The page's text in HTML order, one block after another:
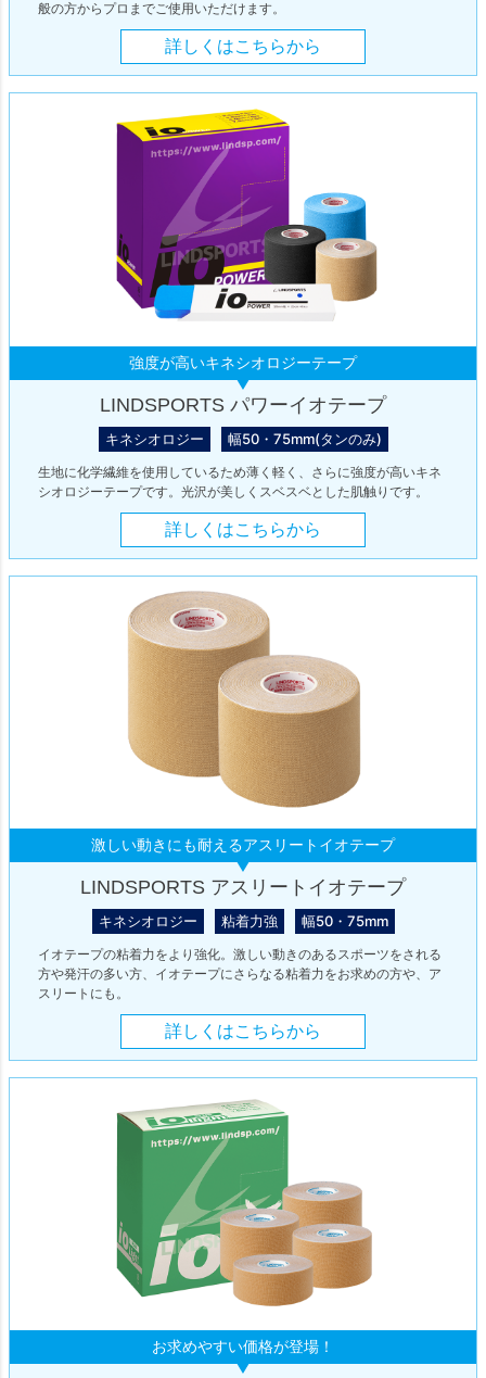
般の方からプロまでご使用いただけます。
詳しくはこちらから
強度が高いキネシオロジーテープ
LINDSPORTS パワーイオテープ
キネシオロジー 幅50・75mm(タンのみ)
生地に化学繊維を使用しているため薄く軽く、さらに強度が高いキネ
シオロジーテープです。光沢が美しくスベスベとした肌触りです。
詳しくはこちらから
激しい動きにも耐えるアスリートイオテープ
LINDSPORTS アスリートイオテープ
キネシオロジー 粘着力強 幅50・75mm
イオテープの粘着力をより強化。激しい動きのあるスポーツをされる
方や発汗の多い方、イオテープにさらなる粘着力をお求めの方や、ア
スリートにも。
詳しくはこちらから
お求めやすい価格が登場！